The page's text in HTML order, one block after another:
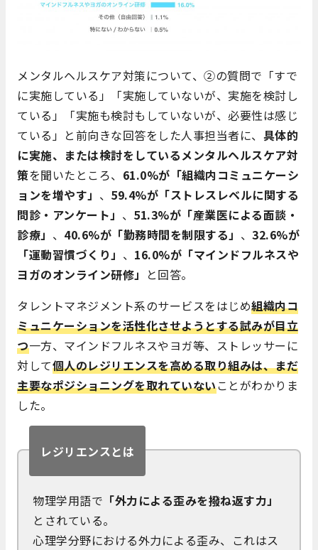
メンタルヘルスケア対策について、②の質問で「すで
に実施している」「実施していないが、実施を検討し
ている」「実施も検討もしていないが、必要性は感じ
ている」と前向きな回答をした人事担当者に、 具体的
に実施、または検討をしているメンタルヘルスケア対
策を聞いたところ、 61.0%が「組織内コミュニケーシ
ョンを増やす」 、 59.4%が「ストレスレベルに関する
問診・アンケート」 、 51.3%が「産業医による面談・
診療」 、 40.6%が「勤務時間を制限する」 、 32.6%が
「運動習慣づくり」 、 16.0%が「マインドフルネスや
ヨガのオンライン研修」 と回答。
タレントマネジメント系のサービスをはじめ組織内コ
ミュニケーションを活性化させようとする試みが目立
つ一方、マインドフルネスやヨガ等、ストレッサーに
対して個人のレジリエンスを高める取り組みは、まだ
主要なポジショニングを取れていないことがわかりま
した。
レジリエンスとは
物理学用語で 「外力による歪みを撥ね返す力」
とされている。
心理学分野における外力による歪み、これはス